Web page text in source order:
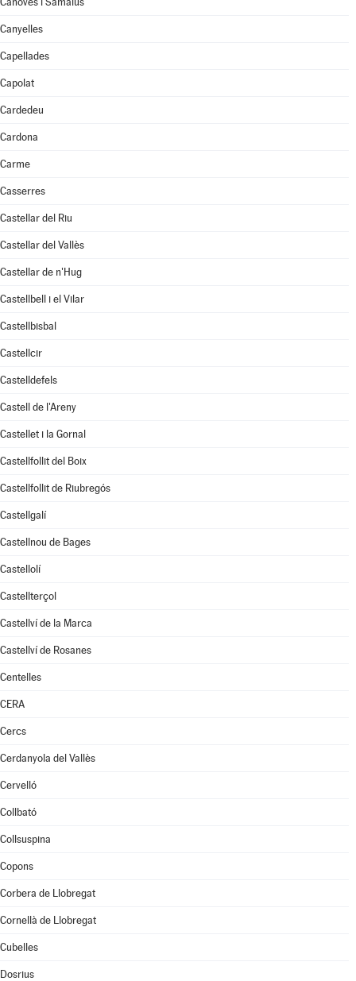
Canyelles
Capellades
Capolat
Cardedeu
Cardona
Carme
Casserres
Castellar del Riu
Castellar del Vallès
Castellar de n'Hug
Castellbell i el Vilar
Castellbisbal
Castellcir
Castelldefels
Castell de l'Areny
Castellet i la Gornal
Castellfollit del Boix
Castellfollit de Riubregós
Castellgalí
Castellnou de Bages
Castellolí
Castellterçol
Castellví de la Marca
Castellví de Rosanes
Centelles
CERA
Cercs
Cerdanyola del Vallès
Cervelló
Collbató
Collsuspina
Copons
Corbera de Llobregat
Cornellà de Llobregat
Cubelles
Dosrius